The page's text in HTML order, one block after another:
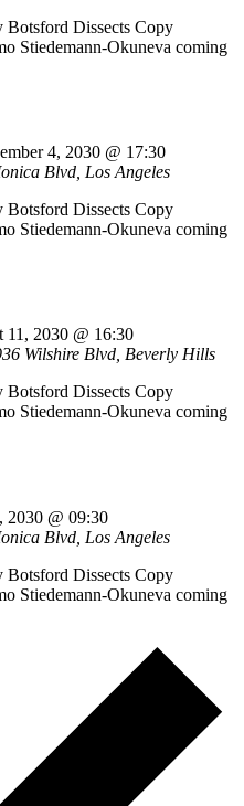
Botsford Dissects Copy
Stiedemann-Okuneva coming
4, 2030 @ 17:30
Blvd, Los Angeles
Botsford Dissects Copy
Stiedemann-Okuneva coming
11, 2030 @ 16:30
Wilshire Blvd, Beverly Hills
Botsford Dissects Copy
Stiedemann-Okuneva coming
2030 @ 09:30
Blvd, Los Angeles
Botsford Dissects Copy
Stiedemann-Okuneva coming